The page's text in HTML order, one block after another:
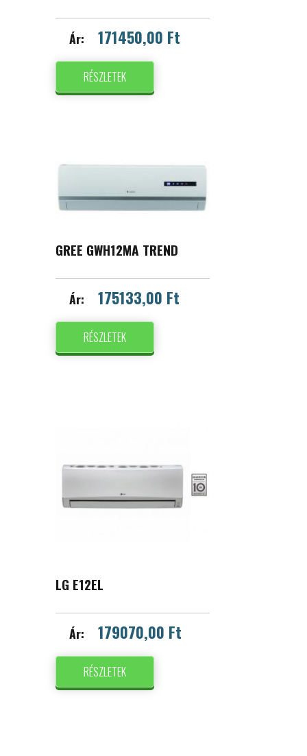
Ár: 171450,00 Ft
RÉSZLETEK
GREE GWH12MA TREND
Ár: 175133,00 Ft
RÉSZLETEK
LG E12EL
Ár: 179070,00 Ft
RÉSZLETEK